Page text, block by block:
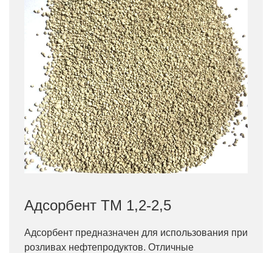
Адсорбент ТМ 1,2-2,5
Адсорбент предназначен для использования при
розливах нефтепродуктов. Отличные